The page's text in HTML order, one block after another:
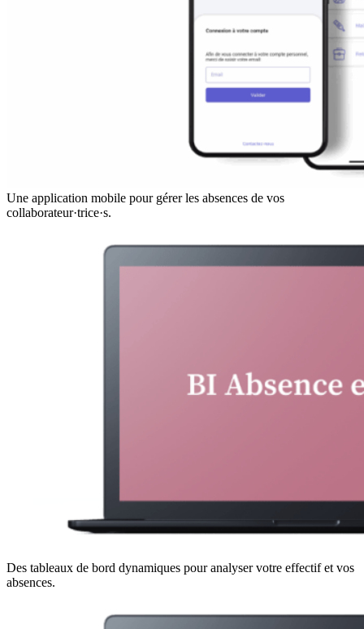
Une application mobile pour gérer les absences de vos
collaborateur·trice·s.
Des tableaux de bord dynamiques pour analyser votre effectif et vos
absences.